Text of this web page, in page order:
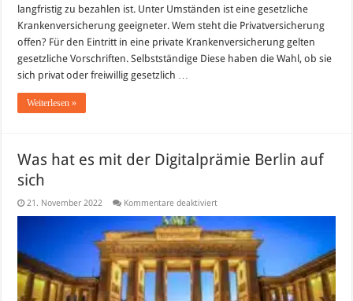
langfristig zu bezahlen ist. Unter Umständen ist eine gesetzliche
Krankenversicherung geeigneter. Wem steht die Privatversicherung
offen? Für den Eintritt in eine private Krankenversicherung gelten
gesetzliche Vorschriften. Selbstständige Diese haben die Wahl, ob sie
sich privat oder freiwillig gesetzlich …
Weiterlesen »
Was hat es mit der Digitalprämie Berlin auf
sich
21. November 2022 Kommentare deaktiviertfür
es
mit
der
Digitalprämie
Berlin
auf
sich